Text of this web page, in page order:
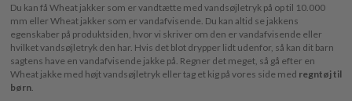
Du kan få Wheat jakker som er vandtætte med vandsøjletryk på op til 10.000
mm eller Wheat jakker som er vandafvisende. Du kan altid se jakkens
egenskaber på produktsiden, hvor vi skriver om den er vandafvisende eller
hvilket vandsøjletryk den har. Hvis det blot drypper lidt udenfor, så kan dit barn
sagtens have en vandafvisende jakke på. Regner det meget, så gå efter en
Wheat jakke med højt vandsøjletryk eller tag et kig på vores side med regntøj til
børn.